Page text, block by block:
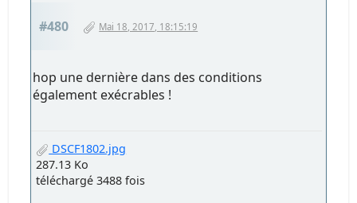
#480 Mai 18, 2017, 18:15:19
hop une dernière dans des conditions
également exécrables !
DSCF1802.jpg
287.13 Ko
téléchargé 3488 fois